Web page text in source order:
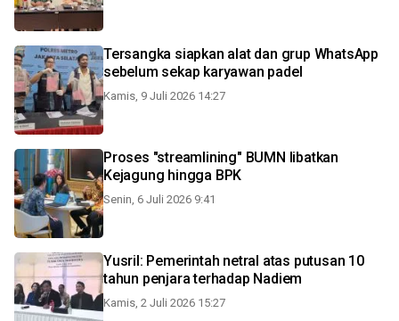
Tersangka siapkan alat dan grup WhatsApp
sebelum sekap karyawan padel
Kamis, 9 Juli 2026 14:27
Proses "streamlining" BUMN libatkan
Kejagung hingga BPK
Senin, 6 Juli 2026 9:41
Yusril: Pemerintah netral atas putusan 10
tahun penjara terhadap Nadiem
Kamis, 2 Juli 2026 15:27